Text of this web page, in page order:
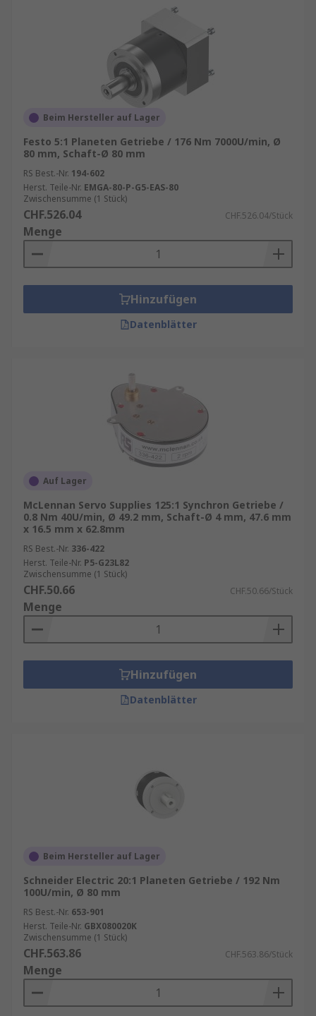
Beim Hersteller auf Lager
Festo 5:1 Planeten Getriebe / 176 Nm 7000U/min, Ø
80 mm, Schaft-Ø 80 mm
RS Best.-Nr. 194-602
Herst. Teile-Nr. EMGA-80-P-G5-EAS-80
Zwischensumme (1 Stück)
CHF.526.04 CHF.526.04/Stück
Menge
Hinzufügen
Datenblätter
Auf Lager
McLennan Servo Supplies 125:1 Synchron Getriebe /
0.8 Nm 40U/min, Ø 49.2 mm, Schaft-Ø 4 mm, 47.6 mm
x 16.5 mm x 62.8mm
RS Best.-Nr. 336-422
Herst. Teile-Nr. P5-G23L82
Zwischensumme (1 Stück)
CHF.50.66 CHF.50.66/Stück
Menge
Hinzufügen
Datenblätter
Beim Hersteller auf Lager
Schneider Electric 20:1 Planeten Getriebe / 192 Nm
100U/min, Ø 80 mm
RS Best.-Nr. 653-901
Herst. Teile-Nr. GBX080020K
Zwischensumme (1 Stück)
CHF.563.86 CHF.563.86/Stück
Menge